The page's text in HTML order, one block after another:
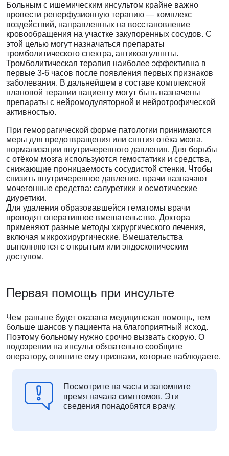
Больным с ишемическим инсультом крайне важно
провести реперфузионную терапию — комплекс
воздействий, направленных на восстановление
кровообращения на участке закупоренных сосудов. С
этой целью могут назначаться препараты
тромболитического спектра, антикоагулянты.
Тромболитическая терапия наиболее эффективна в
первые 3-6 часов после появления первых признаков
заболевания. В дальнейшем в составе комплексной
плановой терапии пациенту могут быть назначены
препараты с нейромодуляторной и нейротрофической
активностью.
При геморрагической форме патологии принимаются
меры для предотвращения или снятия отёка мозга,
нормализации внутричерепного давления. Для борьбы
с отёком мозга используются гемостатики и средства,
снижающие проницаемость сосудистой стенки. Чтобы
снизить внутричерепное давление, врачи назначают
мочегонные средства: салуретики и осмотические
диуретики.
Для удаления образовавшейся гематомы врачи
проводят оперативное вмешательство. Доктора
применяют разные методы хирургического лечения,
включая микрохирургические. Вмешательства
выполняются с открытым или эндоскопическим
доступом.
Первая помощь при инсульте
Чем раньше будет оказана медицинская помощь, тем
больше шансов у пациента на благоприятный исход.
Поэтому больному нужно срочно вызвать скорую. О
подозрении на инсульт обязательно сообщите
оператору, опишите ему признаки, которые наблюдаете.
Посмотрите на часы и запомните
время начала симптомов. Эти
сведения понадобятся врачу.